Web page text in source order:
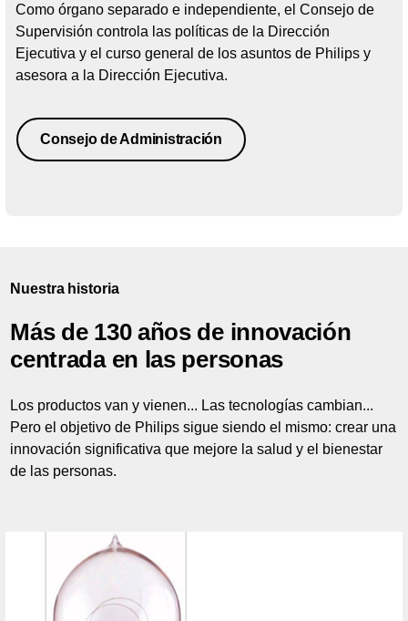
Como órgano separado e independiente, el Consejo de
Supervisión controla las políticas de la Dirección
Ejecutiva y el curso general de los asuntos de Philips y
asesora a la Dirección Ejecutiva.
Consejo de Administración
Nuestra historia
Más de 130 años de innovación
centrada en las personas
Los productos van y vienen... Las tecnologías cambian...
Pero el objetivo de Philips sigue siendo el mismo: crear una
innovación significativa que mejore la salud y el bienestar
de las personas.